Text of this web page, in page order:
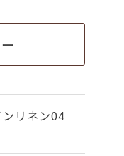
リネン04